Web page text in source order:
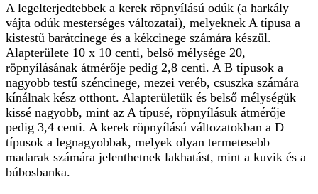
A legelterjedtebbek a kerek röpnyílású odúk (a harkály
vájta odúk mesterséges változatai), melyeknek A típusa a
kistestű barátcinege és a kékcinege számára készül.
Alapterülete 10 x 10 centi, belső mélysége 20,
röpnyílásának átmérője pedig 2,8 centi. A B típusok a
nagyobb testű széncinege, mezei veréb, csuszka számára
kínálnak kész otthont. Alapterületük és belső mélységük
kissé nagyobb, mint az A típusé, röpnyílásuk átmérője
pedig 3,4 centi. A kerek röpnyílású változatokban a D
típusok a legnagyobbak, melyek olyan termetesebb
madarak számára jelenthetnek lakhatást, mint a kuvik és a
búbosbanka.